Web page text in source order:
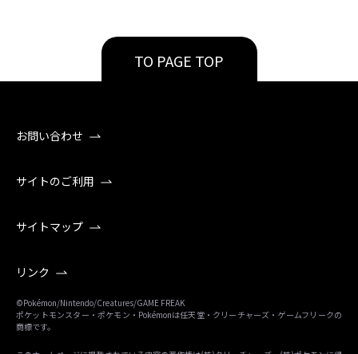
TO PAGE TOP
お問い合わせ
サイトのご利用
サイトマップ
リンク
©Pokémon/Nintendo/Creatures/GAME FREAK
ポケットモンスター・ポケモン・Pokémonは任天堂・クリーチャーズ・ゲームフリークの
商標です。